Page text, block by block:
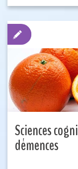
Sciences
démences